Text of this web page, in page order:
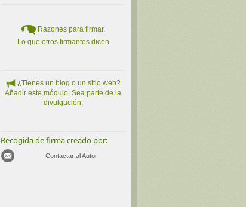
Razones para firmar.
Lo que otros firmantes dicen
¿Tienes un blog o un sitio web?
Añadir este módulo. Sea parte de la
divulgación.
Recogida de firma creado por:
Contactar al Autor